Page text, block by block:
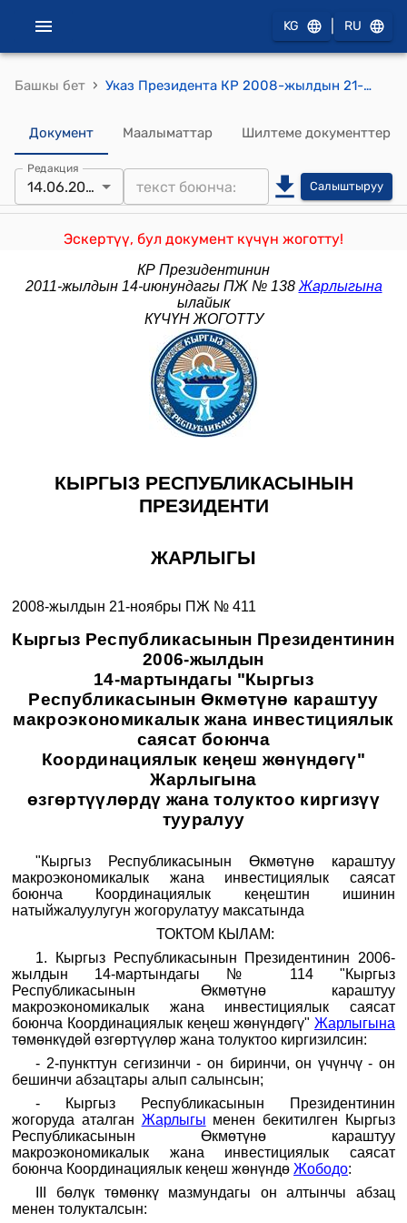
KG RU
Башкы бет › Указ Президента КР 2008-жылдын 21-декабры ПЖ № 411 "Кыргыз Республикасынын Президентинин 2006-жылдын 14-мартындагы "Кыргыз Республикасынын Өкмөтүнө караштуу макроэкономикалык жана инвестициялык саясат боюнча Координациялык кеңеш жөнүндөгү" Жарлыгына өзгөртүүлөрдү жана толуктоо киргизүү тууралуу" Жарлыгы
Документ Маалыматтар Шилтеме документтер
Редакция
14.06.2011 Салыштыруу
Эскертүү, бул документ күчүн жоготту!